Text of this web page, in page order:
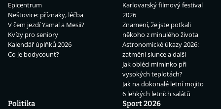
Epicentrum
Neštovice: příznaky, léčba
V čem jezdí Yamal a Mesii?
Kvízy pro seniory
Kalendář úplňků 2026
Co je bodycount?
Karlovarský filmový festival
2026
Znamení, že jste potkali
někoho z minulého života
Astronomické úkazy 2026:
zatmění slunce a další
Jak obléci miminko při
vysokých teplotách?
Jak na dokonalé letní mojito
6 lehkých letních salátů
Politika
Sport 2026